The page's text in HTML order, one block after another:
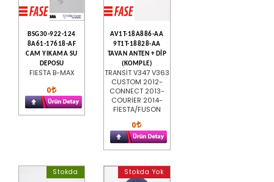
BSG30-922-124
8A61-17618-AF
CAM YIKAMA SU
DEPOSU
FIESTA B-MAX
0
AV1T-18A886-AA
9T1T-18828-AA
TAVAN ANTEN + DİP
(KOMPLE)
TRANSİT V347 V363
CUSTOM 2012-
CONNECT 2013-
COURİER 2014-
FİESTA/FUSON
0
Stokda Stokda Yok